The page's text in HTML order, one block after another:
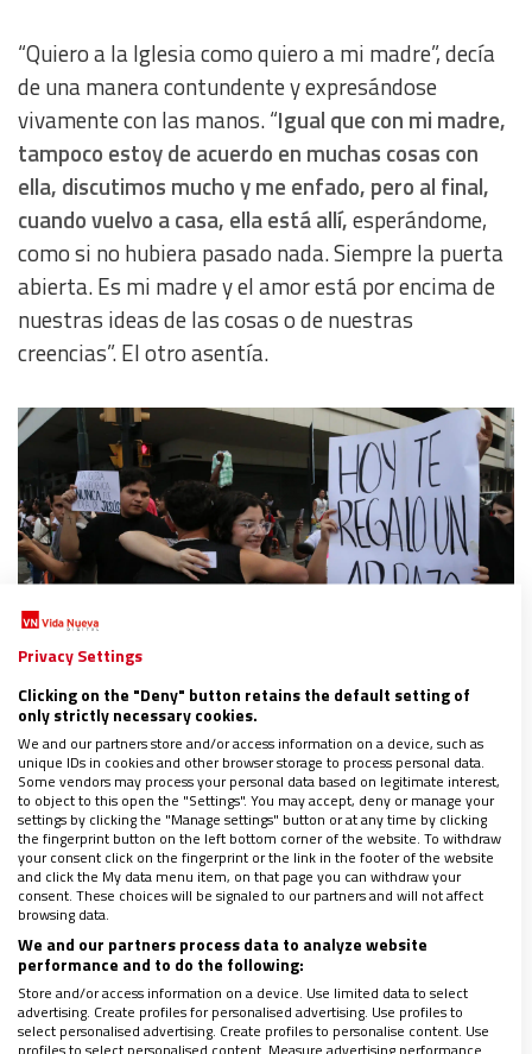
“Quiero a la Iglesia como quiero a mi madre”, decía
de una manera contundente y expresándose
vivamente con las manos. “Igual que con mi madre,
tampoco estoy de acuerdo en muchas cosas con
ella, discutimos mucho y me enfado, pero al final,
cuando vuelvo a casa, ella está allí,esperándome,
como si no hubiera pasado nada. Siempre la puerta
abierta. Es mi madre y el amor está por encima de
nuestras ideas de las cosas o de nuestras
creencias”. El otro asentía.
Quizás no me comprenda, pero me quiere y me
acoge. Al principio, fue duro, me miraba de soslayo y
suspiraba. Evitaba hablar conmigo. Me preguntaba
cosas baladíes, como para no soportar el frío de un
silencio que se cortaba. Después fue preguntando
por mis proyectos en la vida, sin cambiar de idea,
pero respetando la mía. ¿Dónde habéis estado?
¿Cómo os ha ido? ¿Estás feliz?Una madre como
Dios manda no echa de casa a su hijo porque piense
y viva distinto a ella.
Privacy Settings
Clicking on the "Deny" button retains the default setting of
only strictly necessary cookies.
We and our partners store and/or access information on a device, such as
unique IDs in cookies and other browser storage to process personal data.
Some vendors may process your personal data based on legitimate interest,
to object to this open the "Settings". You may accept, deny or manage your
settings by clicking the "Manage settings" button or at any time by clicking
the fingerprint button on the left bottom corner of the website. To withdraw
your consent click on the fingerprint or the link in the footer of the website
and click the My data menu item, on that page you can withdraw your
consent. These choices will be signaled to our partners and will not affect
browsing data.
We and our partners process data to analyze website
performance and to do the following:
Store and/or access information on a device. Use limited data to select
advertising. Create profiles for personalised advertising. Use profiles to
select personalised advertising. Create profiles to personalise content. Use
profiles to select personalised content. Measure advertising performance.